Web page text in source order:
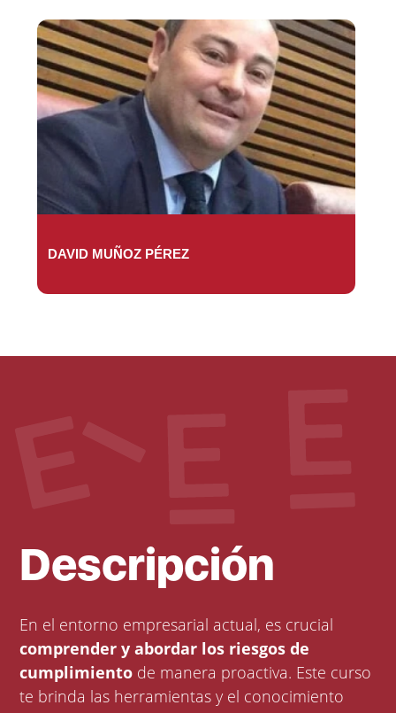
DAVID MUÑOZ PÉREZ
Descripción
En el entorno empresarial actual, es crucial
comprender y abordar los riesgos de
cumplimiento de manera proactiva. Este curso
te brinda las herramientas y el conocimiento